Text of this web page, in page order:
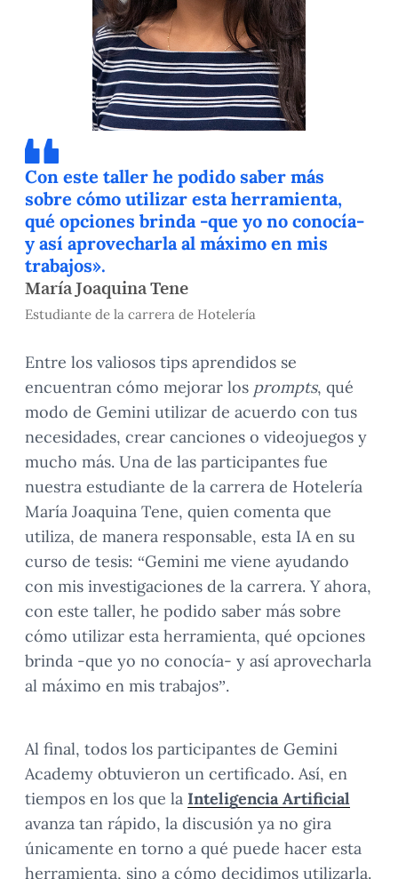
Con este taller he podido saber más
sobre cómo utilizar esta herramienta,
qué opciones brinda -que yo no conocía-
y así aprovecharla al máximo en mis
trabajos».
María Joaquina Tene
Estudiante de la carrera de Hotelería
Entre los valiosos tips aprendidos se
encuentran cómo mejorar los prompts, qué
modo de Gemini utilizar de acuerdo con tus
necesidades, crear canciones o videojuegos y
mucho más. Una de las participantes fue
nuestra estudiante de la carrera de Hotelería
María Joaquina Tene, quien comenta que
utiliza, de manera responsable, esta IA en su
curso de tesis: “Gemini me viene ayudando
con mis investigaciones de la carrera. Y ahora,
con este taller, he podido saber más sobre
cómo utilizar esta herramienta, qué opciones
brinda -que yo no conocía- y así aprovecharla
al máximo en mis trabajos”.
Al final, todos los participantes de Gemini
Academy obtuvieron un certificado. Así, en
tiempos en los que la Inteligencia Artificial
avanza tan rápido, la discusión ya no gira
únicamente en torno a qué puede hacer esta
herramienta, sino a cómo decidimos utilizarla.